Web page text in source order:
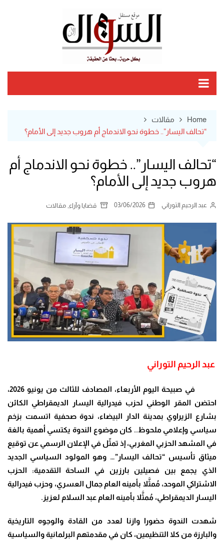
Home
مقالات
“تحالف اليسار”.. خطوة نحو الاندماج أم هروب جديد إلى الأمام؟
“تحالف اليسار”.. خطوة نحو الاندماج أم
هروب جديد إلى الأمام؟
عبد الرحيم التوراني 03/06/2026 قضايا وآراء مقالات
عبد الرحيم التوراني
في صبيحة اليوم الأربعاء، المصادف للثالث من يونيو 2026،
احتضن المقر الوطني لحزب فيدرالية اليسار الديمقراطي الكائن
بشارع الزيراوي بمدينة الدار البيضاء، ندوة صحفية اتسمت بزخم
سياسي وإعلامي ملحوظ.. كان موضوع الندوة يكتسي أهمية بالغة
في المشهد الحزبي المغربي، إذ تمثّل في الإعلان الرسمي عن توقيع
ميثاق تأسيس “تحالف اليسار”… وهو المولود السياسي الجديد
الذي يجمع بين فصيلين بارزين في الساحة التقدمية: الحزب
الاشتراكي الموحد، مُمثَّلا بأمينه العام جمال العسري، وحزب فيدرالية
اليسار الديمقراطي، مُمثَّلا بأمينه العام عبد السلام لعزيز.
شهدت الندوة حضورا وازنا لعدد من القادة والوجوه التاريخية
والبارزة من كلا التنظيمين، كان في مقدمتهم البرلمانية والسياسية